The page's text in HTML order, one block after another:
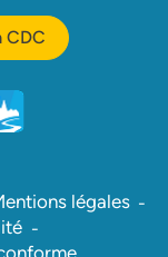
CDC
onglet)
nouvel onglet)
un nouvel onglet)
dans un nouvel
Météo
(ouverture dans un
légales